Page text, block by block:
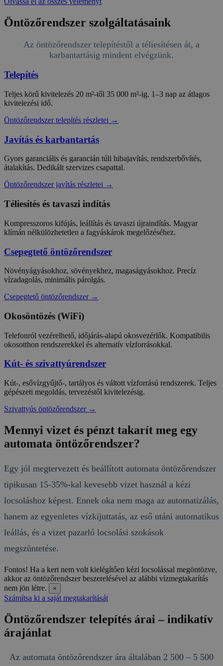
Öntözőrendszer szolgáltatásaink
Az öntözőrendszer telepítéstől a téliesítésen át, a
karbantartásig mindent elvégzünk.
Telepítés
Teljes körű kivitelezés 20 m²-től 35 000 m²-ig. 1–3 nap az átlagos
kivitelezési idő.
Öntözőrendszer telepítés részletei →
Javítás és karbantartás
Gyors garanciális és garancián túli hibajavítás, rendszerbővítés,
átalakítás. Dedikált szervizes csapattal.
Öntözőrendszer javítás részletei →
Téliesítés és tavaszi indítás
Kompresszoros kifújás, leállítás és tavaszi újraindítás. Magyar
klímán nélkülözhetetlen a fagyáskárok megelőzéséhez.
Csepegtető öntözőrendszer
Növényágyásokhoz, sövényekhez, magaságyásokhoz. Precíz
vízadagolás, minimális párolgás.
Csepegtető öntözőrendszer →
Okosöntözés (WiFi)
Telefonról vezérelhető, időjárás-alapú okosvezérlők. Kompatibilis
okosotthon rendszerekkel és alternatív vízforrásokkal.
Kút- és szivattyúrendszer
Kút-, esővízgyűjtő-, tartályos és váltott vízforrású rendszerek. Teljes
gépészeti megoldás, tervezéstől kivitelezésig.
Szivattyús öntözőrendszer →
Mennyi vizet és pénzt takarít meg egy
automata öntözőrendszer?
Egy jól megtervezett és beállított automata öntözőrendszer
tipikusan 15-35%-kal kevesebb vizet használ a kézi
locsoláshoz képest. Ennek oka nem maga az automatizálás,
hanem az egyenletes vízkijuttatás, az eső utáni automatikus
leállás, és a vizet pazarló locsolási szokások
megszüntetése.
Fontos! Ha a kert nem volt kielégítően kézi locsolással megöntözve,
akkor az öntözőrendszer beszerelésével az alábbi vízmegtakarítás
nem jön létre.
×
Számítsa ki a saját megtakarítását
Öntözőrendszer telepítés árai – indikatív
árajánlat
Az automata öntözőrendszer ára általában 2 500 – 5 500